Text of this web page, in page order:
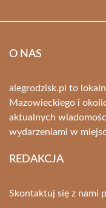
O NAS
alegrodzisk.pl to
Mazowieckiego i
aktualnych
wydarzeniami w
REDAKCJA
Skontaktuj się z nami